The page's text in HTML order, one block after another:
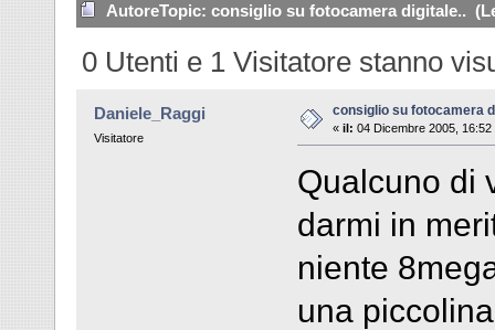
AutoreTopic: consiglio su fotocamera digitale..
0 Utenti e 1 Visitatore stanno
Daniele_Raggi
Visitatore
consiglio su fotocamera
« il: 04 Dicembre 2005, 16:52
Qualcuno di
darmi in
niente
una